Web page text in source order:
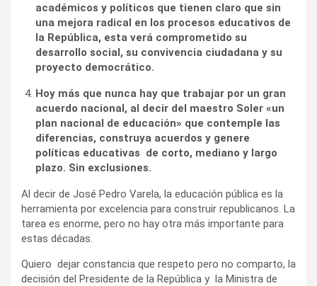
académicos y políticos que tienen claro que sin
una mejora radical en los procesos educativos de
la República, esta verá comprometido su
desarrollo social, su convivencia ciudadana y su
proyecto democrático.
Hoy más que nunca hay que trabajar por un gran
acuerdo nacional, al decir del maestro Soler «un
plan nacional de educación» que contemple las
diferencias, construya acuerdos y genere
políticas educativas de corto, mediano y largo
plazo. Sin exclusiones.
Al decir de José Pedro Varela, la educación pública es la
herramienta por excelencia para construir republicanos. La
tarea es enorme, pero no hay otra más importante para
estas décadas.
Quiero dejar constancia que respeto pero no comparto, la
decisión del Presidente de la República y la Ministra de